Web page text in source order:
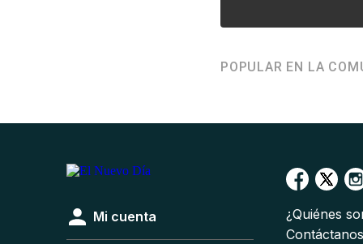
POPULAR EN LA
Mi cuenta
¿Quiénes